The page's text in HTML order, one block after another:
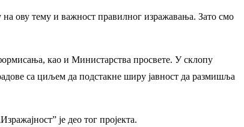
ову тему и важност правилног изражавања. Зато смо
као и Министарства просвете. У склопу
са циљем да подстакне ширу јавност да размишља
је део тог пројекта.